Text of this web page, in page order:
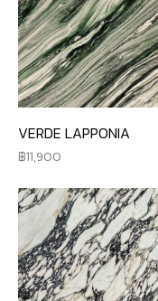
VERDE LAPPONIA
11,900